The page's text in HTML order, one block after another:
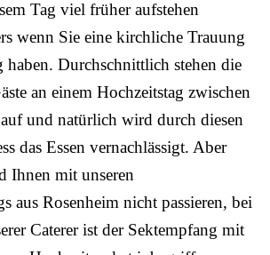
Tag viel früher aufstehen
wenn Sie eine kirchliche Trauung
Durchschnittlich stehen die
an einem Hochzeitstag zwischen
und natürlich wird durch diesen
das Essen vernachlässigt. Aber
Ihnen mit unseren
aus Rosenheim nicht passieren, bei
Caterer ist der Sektempfang mit